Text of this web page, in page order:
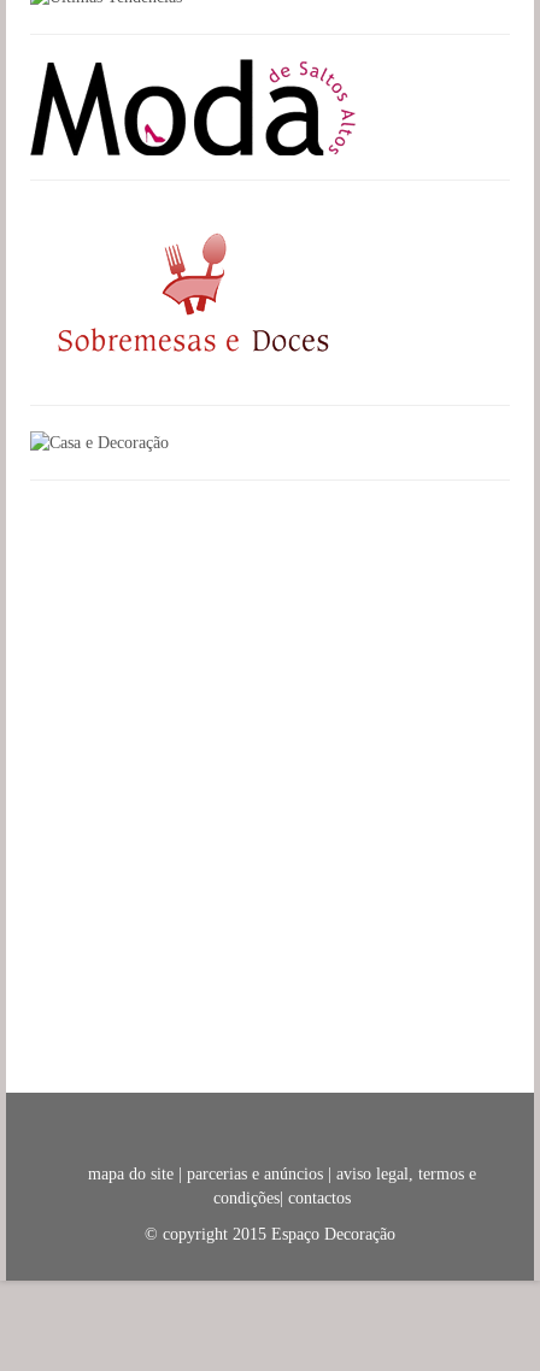
mapa do site | parcerias e anúncios | aviso legal, termos e
condições| contactos
© copyright 2015 Espaço Decoração